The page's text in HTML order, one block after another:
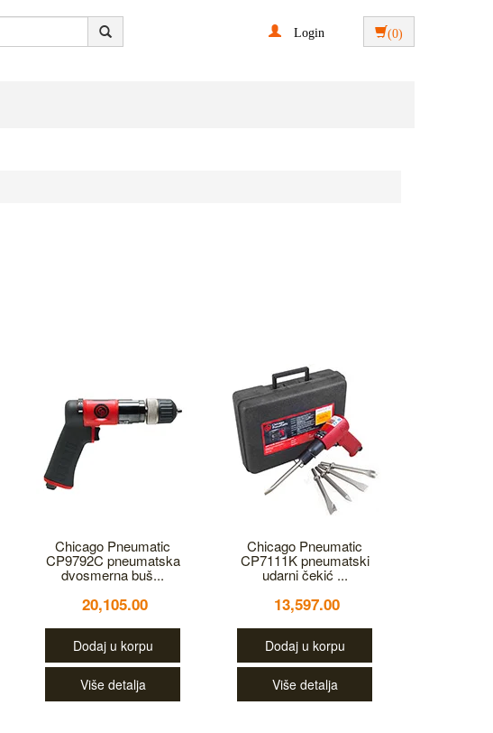
Login (0)
Chicago Pneumatic
CP9792C pneumatska
dvosmerna buš...
20,105.00
Dodaj u korpu
Više detalja
Chicago Pneumatic
CP7111K pneumatski
udarni čekić ...
13,597.00
Dodaj u korpu
Više detalja